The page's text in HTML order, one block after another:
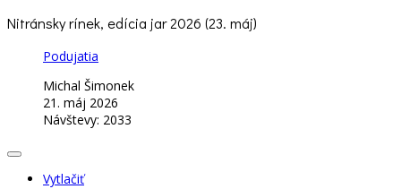
Nitránsky rínek, edícia jar 2026 (23. máj)
Podujatia
Michal Šimonek
21. máj 2026
Návštevy: 2033
Vytlačiť